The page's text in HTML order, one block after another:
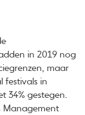
in 2019 nog
maar
festivals in
34% gestegen.
Management